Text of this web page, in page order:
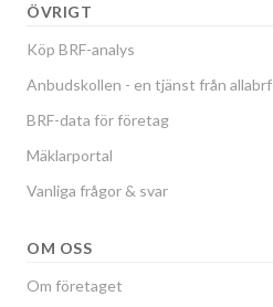
ÖVRIGT
Köp BRF-analys
Anbudskollen - en tjänst från allabrf
BRF-data för företag
Mäklarportal
Vanliga frågor & svar
OM OSS
Om företaget